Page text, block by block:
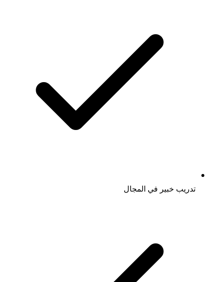
تدريب خبير في المجال